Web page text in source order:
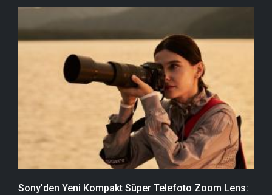
Sony'den Yeni Kompakt Süper Telefoto Zoom Lens: